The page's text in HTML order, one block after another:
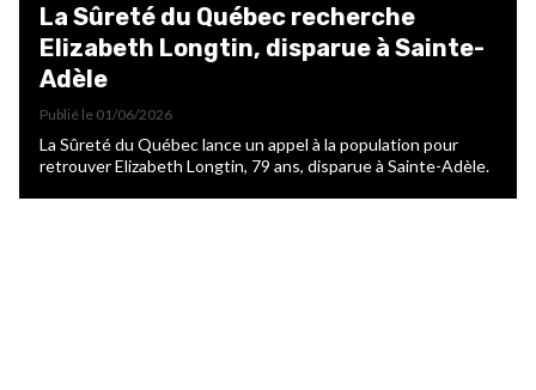
La Sûreté du Québec recherche
Elizabeth Longtin, disparue à Sainte-
Adèle
Publié le 01/06/2026
La Sûreté du Québec lance un appel à la population pour
retrouver Elizabeth Longtin, 79 ans, disparue à Sainte-Adèle.